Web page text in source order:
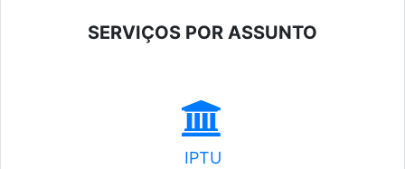
SERVIÇOS POR ASSUNTO
IPTU